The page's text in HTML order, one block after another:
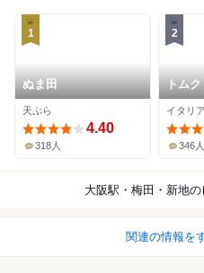
1
ぬま田
天ぷら
4.40
318人
2
トムク
イタリ
346人
大阪駅・梅田・新地の
関連の情報を